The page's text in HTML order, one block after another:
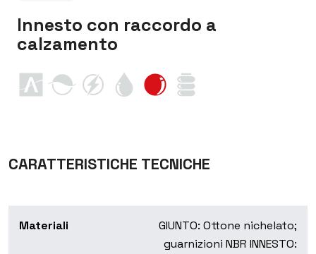
Innesto con raccordo a
calzamento
CARATTERISTICHE TECNICHE
Materiali
GIUNTO: Ottone nichelato;
guarnizioni NBR INNESTO: